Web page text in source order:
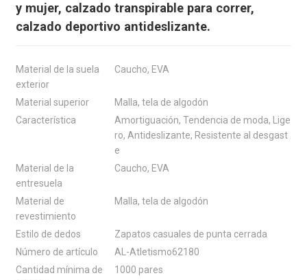
y mujer, calzado transpirable para correr,
calzado deportivo antideslizante.
Material de la suela
exterior
Caucho, EVA
Material superior
Malla, tela de algodón
Característica
Amortiguación, Tendencia de moda, Lige
ro, Antideslizante, Resistente al desgast
e
Material de la
entresuela
Caucho, EVA
Material de
revestimiento
Malla, tela de algodón
Estilo de dedos
Zapatos casuales de punta cerrada
Número de artículo
AL-Atletismo62180
Cantidad mínima de
1000 pares